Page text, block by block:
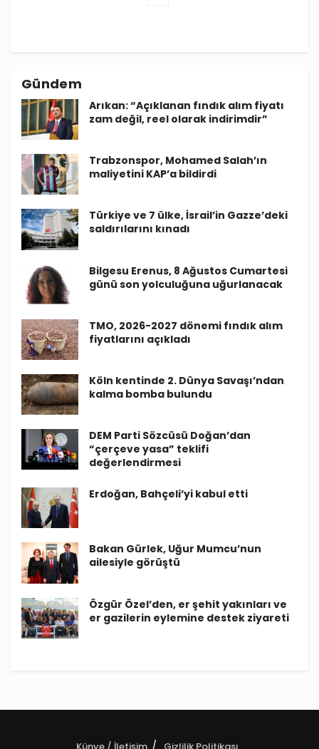
Gündem
Arıkan: “Açıklanan fındık alım fiyatı
zam değil, reel olarak indirimdir”
Trabzonspor, Mohamed Salah’ın
maliyetini KAP’a bildirdi
Türkiye ve 7 ülke, İsrail’in Gazze’deki
saldırılarını kınadı
Bilgesu Erenus, 8 Ağustos Cumartesi
günü son yolculuğuna uğurlanacak
TMO, 2026-2027 dönemi fındık alım
fiyatlarını açıkladı
Köln kentinde 2. Dünya Savaşı’ndan
kalma bomba bulundu
DEM Parti Sözcüsü Doğan’dan
“çerçeve yasa” teklifi
değerlendirmesi
Erdoğan, Bahçeli’yi kabul etti
Bakan Gürlek, Uğur Mumcu’nun
ailesiyle görüştü
Özgür Özel’den, er şehit yakınları ve
er gazilerin eylemine destek ziyareti